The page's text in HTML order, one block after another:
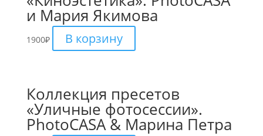
и Мария Якимова
1900₽ В корзину
Коллекция пресетов
«Уличные фотосессии».
PhotoCASA & Марина Петра